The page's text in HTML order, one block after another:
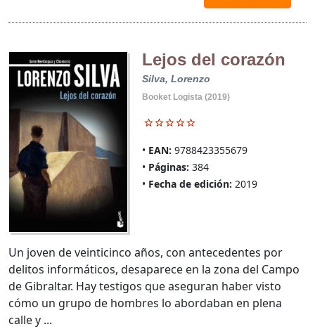
Lejos del corazón
Silva, Lorenzo
Booket Logista (2019)
EAN: 9788423355679
Páginas: 384
Fecha de edición: 2019
Un joven de veinticinco años, con antecedentes por
delitos informáticos, desaparece en la zona del Campo
de Gibraltar. Hay testigos que aseguran haber visto
cómo un grupo de hombres lo abordaban en plena
calle y ...